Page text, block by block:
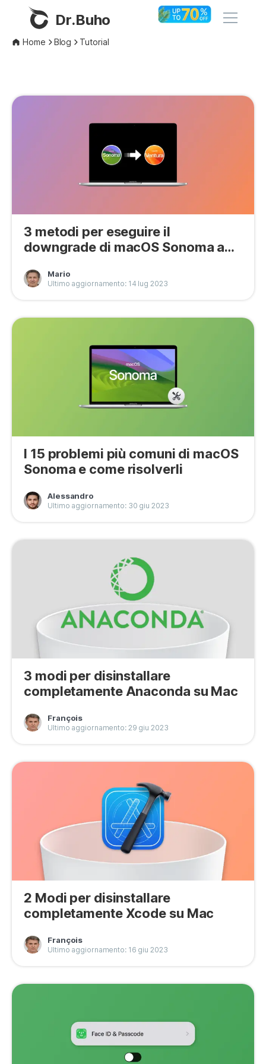
Dr.Buho
Prodotti
BuhoCleaner
BuhoNTFS
BuhoLaunchpad
Azienda
Chi siamo
Privacy
Home Blog Tutorial
3 metodi per eseguire il
downgrade di macOS Sonoma a
Mario
Ultimo aggiornamento: 14 lug 2023
I 15 problemi più comuni di macOS
Sonoma e come risolverli
Alessandro
Ultimo aggiornamento: 30 giu 2023
3 modi per disinstallare
completamente Anaconda su Mac
François
Ultimo aggiornamento: 29 giu 2023
2 Modi per disinstallare
completamente Xcode su Mac
François
Ultimo aggiornamento: 16 giu 2023